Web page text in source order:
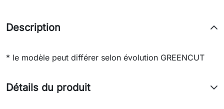
Description
* le modèle peut différer selon évolution GREENCUT
Détails du produit